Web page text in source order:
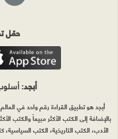
حمّل
أبجد:
أبجد هو تطبيق القراءة رقم واحد في
بالإضافة إلى الكتب الأكثر مبيعاً والكتب
الأدب، الكتب التاريخية، الكتب